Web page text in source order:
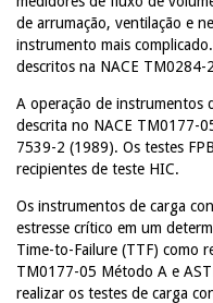
de arrumação, ventilação e
instrumento mais complicado.
descritos na NACE TM0284-
A operação de instrumentos
descrita no NACE TM0177-
7539-2 (1989). Os testes
recipientes de teste HIC.
Os instrumentos de carga
estresse crítico em um
Time-to-Failure (TTF) como
TM0177-05 Método A e
realizar os testes de carga